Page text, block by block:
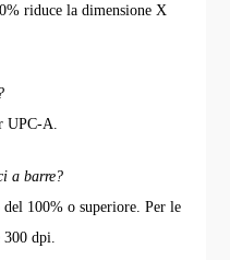
riduce la dimensione X
UPC-A.
a barre?
100% o superiore. Per le
dpi.